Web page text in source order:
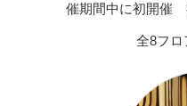
催期間中に初開催
全8フロ